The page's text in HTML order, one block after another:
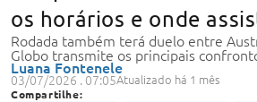
os horários e onde
Rodada também terá duelo entre
Globo transmite os principais
Luana Fontenele
03/07/2026 . 07:05Atualizado há 1 mês
Compartilhe: